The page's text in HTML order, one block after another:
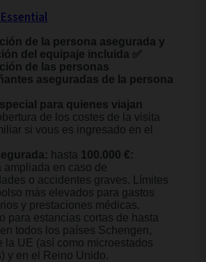
de la persona asegurada y
del equipaje incluida ✅
de las personas
aseguradas de la persona
para quienes viajan
de los costes de la visita
si vous es ingresado en el
hasta 100.000 €:
ampliada en caso de
o accidentes graves. Límites
más elevados para gastos
y prestaciones médicas.
para estancias cortas de hasta
todos los países Schengen,
la UE (así como microestados
y en el Reino Unido.